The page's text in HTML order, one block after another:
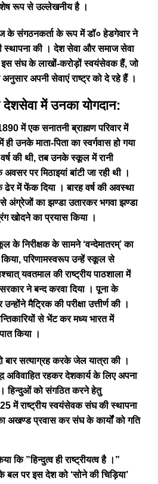
रूप से उल्लेखनीय है ।
के संगठनकर्ता के रूप में डॉ० हेडगेवार ने
स्थापना की । देश सेवा और समाज सेवा
इस संघ के लाखों-करोड़ों स्वयंसेवक हैं, जो
अपनी सेवाएं राष्ट्र को दे रहे हैं ।
में उनका योगदान:
में एक सनातनी ब्राह्मण परिवार में
उनके माता-पिता का स्वर्गवास हो गया
की थी, तब उनके स्कूल में रानी
अवसर पर मिठाइयां बांटी जा रही थी ।
में फेंक दिया । बारह वर्ष की अवस्था
अंग्रेजों का झण्डा उतारकर भगवा झण्डा
खोदने का प्रयास किया ।
के निरीक्षक के सामने ‘वन्देमातरम्’ का
परिणामस्वरूप उन्हें स्कूल से
यवतमाल की राष्ट्रीय पाठशाला में
ने बन्द करवा दिया । पूना के
मैट्रिक की परीक्षा उत्तीर्ण की ।
से भेंट कर मध्य भारत में
किया ।
बार सत्याग्रह करके जेल यात्रा की ।
रहकर देशकार्य के लिए अपना
। हिन्दुओं को संगठित करने हेतु
में राष्ट्रीय स्वयंसेवक संघ की स्थापना
प्रवास कर संघ के कार्यों को गति
कि ”हिन्दुत्व ही राष्ट्रीयत्व है ।”
बल पर इस देश को ‘सोने की चिड़िया’